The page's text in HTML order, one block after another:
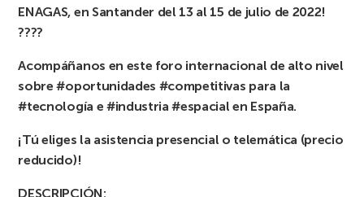
ENAGAS, en Santander del 13 al 15 de julio de 2022!
????
Acompáñanos en este foro internacional de alto nivel
sobre #oportunidades #competitivas para la
#tecnología e #industria #espacial en España.
¡Tú eliges la asistencia presencial o telemática (precio
reducido)!
DESCRIPCIÓN: